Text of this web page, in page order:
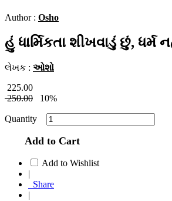
Author : Osho
હું ધાર્મિકતા શીખવાડું છું, ધર્મ
લેખક : ઓશો
225.00
250.00
10%
Quantity
Add to Cart
Add to Wishlist
|
Share
|